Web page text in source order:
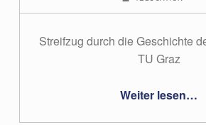
Streifzug durch die Geschichte
TU Graz
Weiter lesen…